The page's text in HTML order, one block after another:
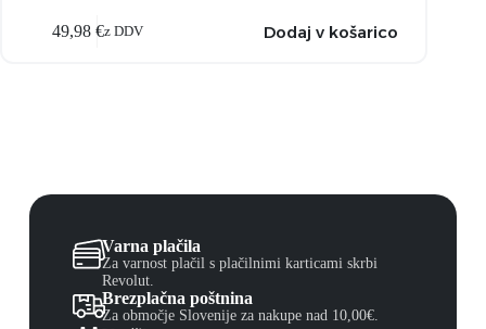
49,98 €z DDV Dodaj v košarico
Varna plačila
Za varnost plačil s plačilnimi karticami skrbi
Revolut.
Brezplačna poštnina
Za območje Slovenije za nakupe nad 10,00€.